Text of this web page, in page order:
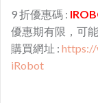
9 折優惠碼 :
優惠期有限，可能
購買網址 : https://
iRobot